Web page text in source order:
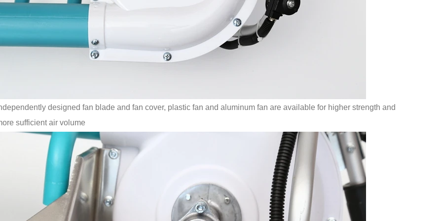
designed fan blade and fan cover, plastic fan and aluminum fan are available for higher strength and
sufficient air volume